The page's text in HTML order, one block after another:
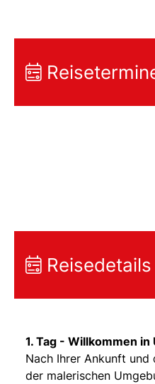
1. Tag - Willkommen in
Nach Ihrer Ankunft und
der malerischen